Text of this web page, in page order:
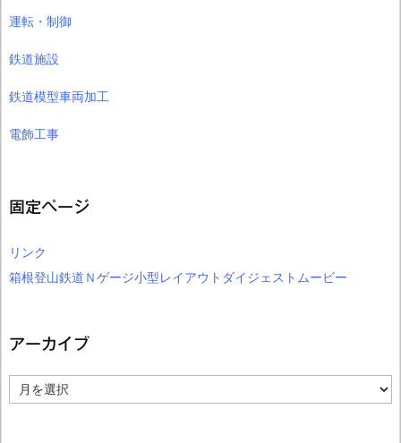
運転・制御
鉄道施設
鉄道模型車両加工
電飾工事
固定ページ
リンク
箱根登山鉄道Ｎゲージ小型レイアウトダイジェストムービー
アーカイブ
ー